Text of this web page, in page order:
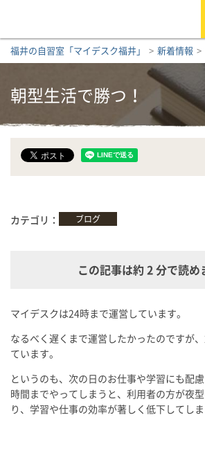
福井の自習室「マイデスク福井」 > 新着情報 >
朝型生活で勝つ！
カテゴリ
ブログ
この記事は約 2 分で読め
マイデスクは24時まで運営しています。
なるべく遅くまで運営したかったのですが
ています。
というのも、次の日のお仕事や学習にも配
時間までやってしまうと、利用者の方が夜
り、学習や仕事の効率が著しく低下してしま